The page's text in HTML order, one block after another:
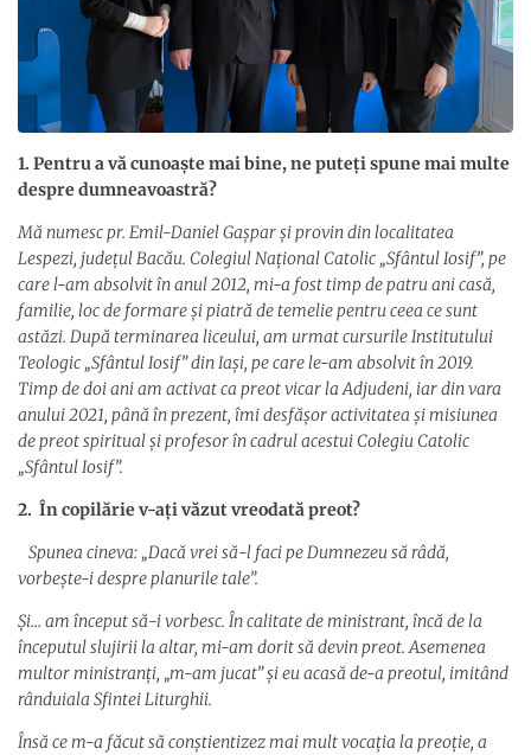
1. Pentru a vă cunoaște mai bine, ne puteți spune mai multe
despre dumneavoastră?
Mă numesc pr. Emil-Daniel Gașpar și provin din localitatea
Lespezi, județul Bacău. Colegiul Național Catolic „Sfântul Iosif”, pe
care l-am absolvit în anul 2012, mi-a fost timp de patru ani casă,
familie, loc de formare și piatră de temelie pentru ceea ce sunt
astăzi. După terminarea liceului, am urmat cursurile Institutului
Teologic „Sfântul Iosif” din Iași, pe care le-am absolvit în 2019.
Timp de doi ani am activat ca preot vicar la Adjudeni, iar din vara
anului 2021, până în prezent, îmi desfășor activitatea și misiunea
de preot spiritual și profesor în cadrul acestui Colegiu Catolic
„Sfântul Iosif”.
2. În copilărie v-ați văzut vreodată preot?
Spunea cineva: „Dacă vrei să-l faci pe Dumnezeu să râdă,
vorbește-i despre planurile tale”.
Și… am început să-i vorbesc. În calitate de ministrant, încă de la
începutul slujirii la altar, mi-am dorit să devin preot. Asemenea
multor ministranți, „m-am jucat” și eu acasă de-a preotul, imitând
rânduiala Sfintei Liturghii.
Însă ce m-a făcut să conștientizez mai mult vocația la preoție, a